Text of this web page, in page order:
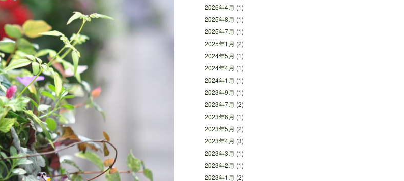
2026年4月 (1)
2025年8月 (1)
2025年7月 (1)
2025年1月 (2)
2024年5月 (1)
2024年4月 (1)
2024年1月 (1)
2023年9月 (1)
2023年7月 (2)
2023年6月 (1)
2023年5月 (2)
2023年4月 (3)
2023年3月 (1)
2023年2月 (1)
2023年1月 (2)